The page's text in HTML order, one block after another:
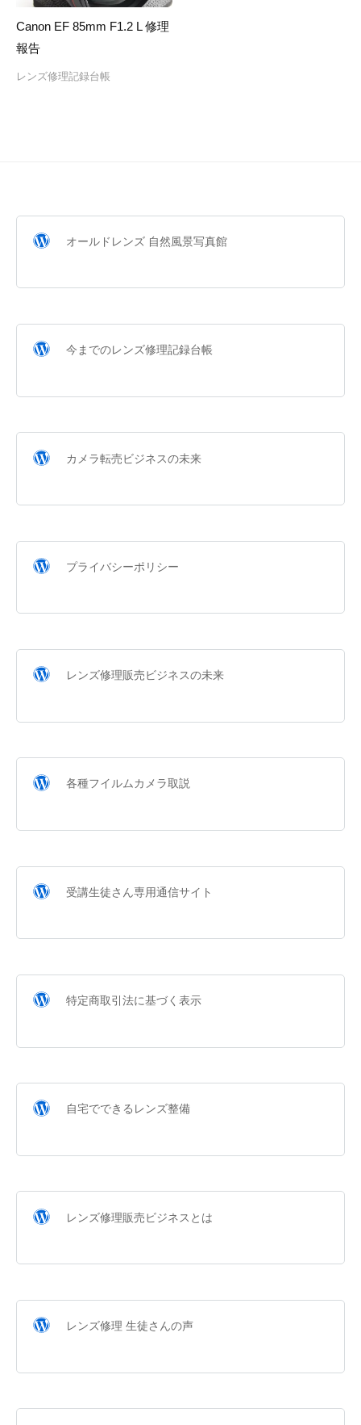
Canon EF 85mm F1.2 L 修理
報告
レンズ修理記録台帳
オールドレンズ 自然風景写真館
今までのレンズ修理記録台帳
カメラ転売ビジネスの未来
プライバシーポリシー
レンズ修理販売ビジネスの未来
各種フイルムカメラ取説
受講生徒さん専用通信サイト
特定商取引法に基づく表示
自宅でできるレンズ整備
レンズ修理販売ビジネスとは
レンズ修理 生徒さんの声